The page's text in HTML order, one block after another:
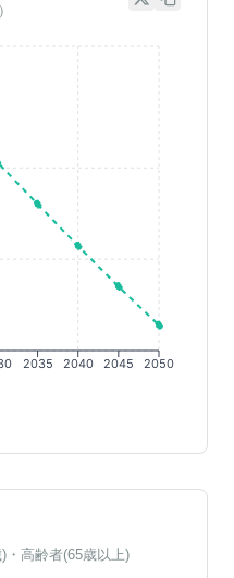
2035 2040 2045 2050
・高齢者(65歳以上)